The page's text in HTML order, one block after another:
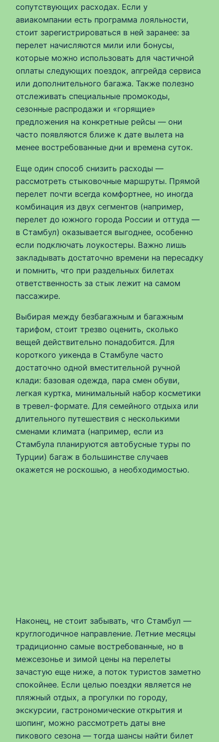
сопутствующих расходах. Если у
авиакомпании есть программа лояльности,
стоит зарегистрироваться в ней заранее: за
перелет начисляются мили или бонусы,
которые можно использовать для частичной
оплаты следующих поездок, апгрейда сервиса
или дополнительного багажа. Также полезно
отслеживать специальные промокоды,
сезонные распродажи и «горящие»
предложения на конкретные рейсы — они
часто появляются ближе к дате вылета на
менее востребованные дни и времена суток.
Еще один способ снизить расходы —
рассмотреть стыковочные маршруты. Прямой
перелет почти всегда комфортнее, но иногда
комбинация из двух сегментов (например,
перелет до южного города России и оттуда —
в Стамбул) оказывается выгоднее, особенно
если подключать лоукостеры. Важно лишь
закладывать достаточно времени на пересадку
и помнить, что при раздельных билетах
ответственность за стык лежит на самом
пассажире.
Выбирая между безбагажным и багажным
тарифом, стоит трезво оценить, сколько
вещей действительно понадобится. Для
короткого уикенда в Стамбуле часто
достаточно одной вместительной ручной
клади: базовая одежда, пара смен обуви,
легкая куртка, минимальный набор косметики
в тревел-формате. Для семейного отдыха или
длительного путешествия с несколькими
сменами климата (например, если из
Стамбула планируются автобусные туры по
Турции) багаж в большинстве случаев
окажется не роскошью, а необходимостью.
Наконец, не стоит забывать, что Стамбул —
круглогодичное направление. Летние месяцы
традиционно самые востребованные, но в
межсезонье и зимой цены на перелеты
зачастую еще ниже, а поток туристов заметно
спокойнее. Если целью поездки является не
пляжный отдых, а прогулки по городу,
экскурсии, гастрономические открытия и
шопинг, можно рассмотреть даты вне
пикового сезона — тогда шансы найти билет